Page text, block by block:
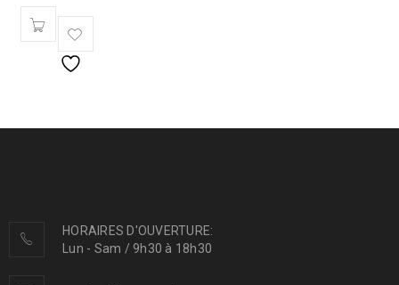
HORAIRES D'OUVERTURE:
Lun - Sam / 9h30 à 18h30